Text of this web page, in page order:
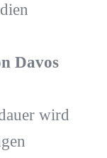
Davos
wird